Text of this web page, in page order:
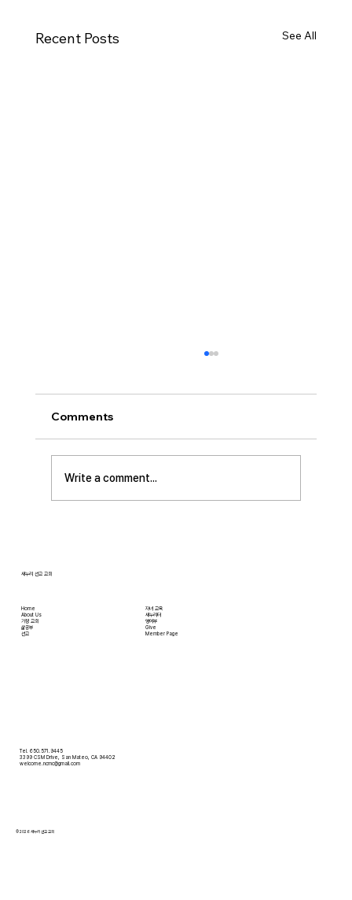
Recent Posts See All
Comments
Write a comment...
Home
About Us
​가정 교회
​삶공부
​선교
자녀 교육
새누리터
영어부
Give
Member Page
Tel. 650.571.9445
3399 CSM Drive, San Mateo, CA 94402
welcome.ncmc@gmail.com
© 2026 새누리 선교 교회
새누리 선교 교회